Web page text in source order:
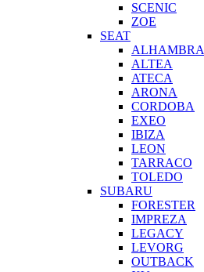
SCENIC
ZOE
SEAT
ALHAMBRA
ALTEA
ATECA
ARONA
CORDOBA
EXEO
IBIZA
LEON
TARRACO
TOLEDO
SUBARU
FORESTER
IMPREZA
LEGACY
LEVORG
OUTBACK